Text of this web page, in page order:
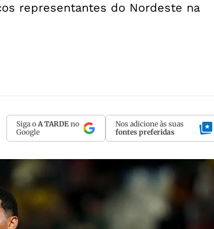
representantes do Nordeste na
Siga o A TARDE no
Google
Nos adicione às suas
fontes preferidas